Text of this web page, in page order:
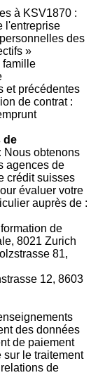
à KSV1870 :
l'entreprise
des
»
famille
et précédentes
de contrat :
de
Nous obtenons
agences de
crédit suisses
évaluer votre
auprès de :
de
8021 Zurich
81,
12, 8603
des données
de paiement
le traitement
de